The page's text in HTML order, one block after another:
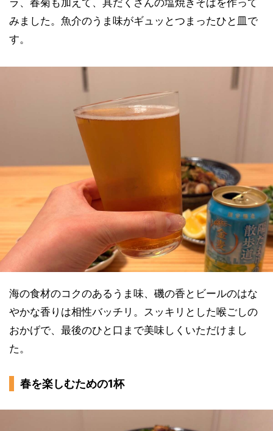
ラ、春菊も加えて、具だくさんの塩焼きそばを作って
みました。魚介のうま味がギュッとつまったひと皿で
す。
海の食材のコクのあるうま味、磯の香とビールのはな
やかな香りは相性バッチリ。スッキリとした喉ごしの
おかげで、最後のひと口まで美味しくいただけまし
た。
春を楽しむための1杯